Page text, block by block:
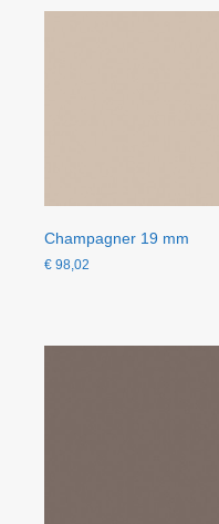
Champagner 19 mm
€ 98,02